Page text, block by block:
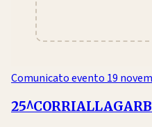
Comunicato evento 19